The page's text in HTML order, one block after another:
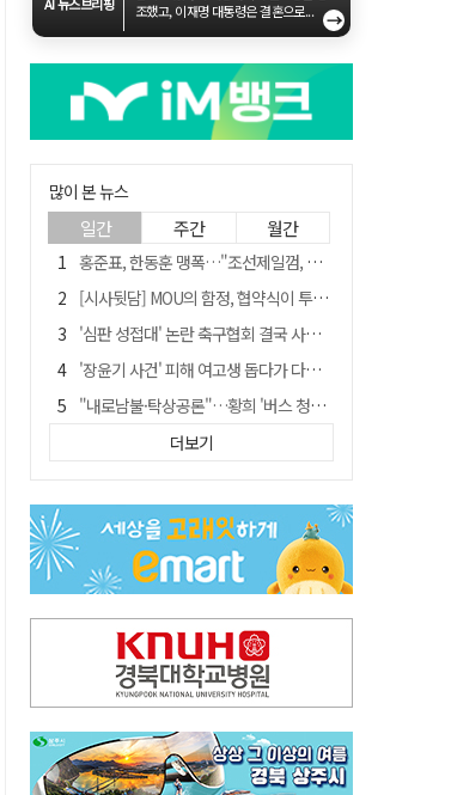
조했고, 이재명 대통령은 결혼으로...
→
많이 본 뉴스
일간 주간 월간
홍준표, 한동훈 맹폭…"조선제일껌, 권력에 살고 권력에 죽었다"
[시사뒷담] MOU의 함정, 협약식이 투자 확정은 아니긴 해
'심판 성접대' 논란 축구협회 결국 사과…"깊이 반성, 쇄신하겠다"
'장윤기 사건' 피해 여고생 돕다가 다친 고교생, 의상자 인정
"내로남불·탁상공론"…황희 '버스 청년주택' 제안에 與 내부서도 쓴소리
"경로당 통장에 비밀번호가 적혀 있다"…전국 돌며 경로당 13곳 턴 30대 구속
예안향교 대성전, '국가지정 보물로 지정'
"침대에 결박, 탈진"…평생 교회서 산 11세 남아, 병원 이송 끝 숨져
거동 불편 모녀 덮친 새벽 화재…90대 어머니·60대 딸 숨져
더보기